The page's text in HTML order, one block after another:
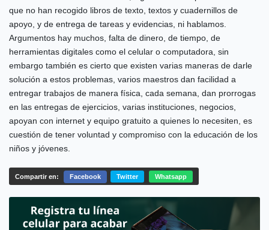
que no han recogido libros de texto, textos y cuadernillos de
apoyo, y de entrega de tareas y evidencias, ni hablamos.
Argumentos hay muchos, falta de dinero, de tiempo, de
herramientas digitales como el celular o computadora, sin
embargo también es cierto que existen varias maneras de darle
solución a estos problemas, varios maestros dan facilidad a
entregar trabajos de manera física, cada semana, dan prorrogas
en las entregas de ejercicios, varias instituciones, negocios,
apoyan con internet y equipo gratuito a quienes lo necesiten, es
cuestión de tener voluntad y compromiso con la educación de los
niños y jóvenes.
Compartir en: Facebook Twitter Whatsapp